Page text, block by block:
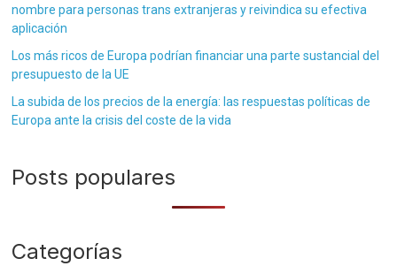
nombre para personas trans extranjeras y reivindica su efectiva
aplicación
Los más ricos de Europa podrían financiar una parte sustancial del
presupuesto de la UE
La subida de los precios de la energía: las respuestas políticas de
Europa ante la crisis del coste de la vida
Posts populares
Categorías